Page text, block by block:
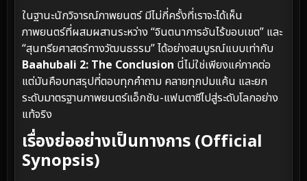
ในฐานะนักวิจารณ์ภาพยนตร์ มีไม่กี่ครั้งที่เราจะได้เห็น
ภาพยนตร์ที่ผสมผสานระหว่าง “จินตนาการอันไร้ขอบเขต” และ
“สุนทรียศาสตร์ทางวัฒนธรรม” ได้อย่างสมบูรณ์แบบเท่ากับ
Baahubali 2: The Conclusion นี่ไม่ใช่เพียงแค่ภาคต่อ
แต่มันคือบทสรุปที่ตอบทุกคำถาม คลายทุกปมแค้น และยก
ระดับมาตรฐานภาพยนตร์แอ็กชัน-แฟนตาซีไปสู่ระดับโลกอย่าง
แท้จริง
เรื่องย่ออย่างเป็นทางการ (Official
Synopsis)